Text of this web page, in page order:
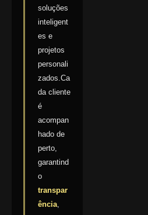
soluções
inteligent
es e
projetos
personali
zados.Ca
da cliente
é
acompan
hado de
perto,
garantind
o
transpar
ência,